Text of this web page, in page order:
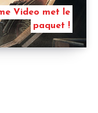
Video met le
paquet !